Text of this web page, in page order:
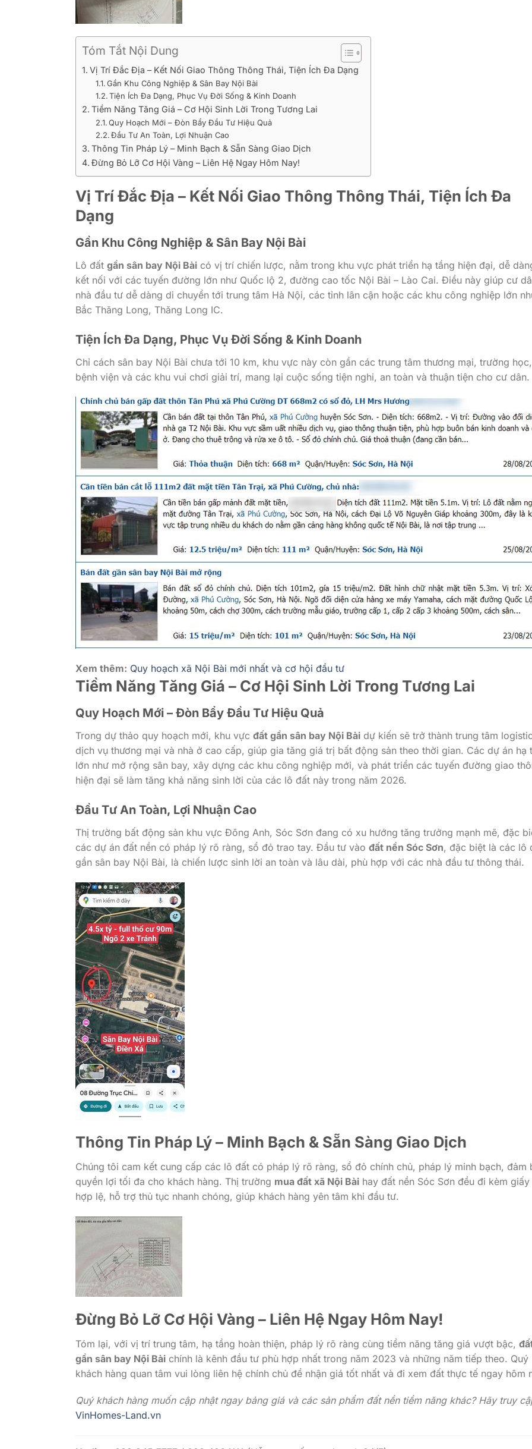
Tóm Tắt Nội Dung
Vị Trí Đắc Địa – Kết Nối Giao Thông Thông Thái, Tiện Ích Đa Dạng
Gần Khu Công Nghiệp & Sân Bay Nội Bài
Tiện Ích Đa Dạng, Phục Vụ Đời Sống & Kinh Doanh
Tiềm Năng Tăng Giá – Cơ Hội Sinh Lời Trong Tương Lai
Quy Hoạch Mới – Đòn Bẩy Đầu Tư Hiệu Quả
Đầu Tư An Toàn, Lợi Nhuận Cao
Thông Tin Pháp Lý – Minh Bạch & Sẵn Sàng Giao Dịch
Đừng Bỏ Lỡ Cơ Hội Vàng – Liên Hệ Ngay Hôm Nay!
Vị Trí Đắc Địa – Kết Nối Giao Thông Thông Thái, Tiện Ích Đa
Dạng
Gần Khu Công Nghiệp & Sân Bay Nội Bài
Lô đất gần sân bay Nội Bài có vị trí chiến lược, nằm trong khu vực phát triển hạ tầng hiện đại, dễ
kết nối với các tuyến đường lớn như Quốc lộ 2, đường cao tốc Nội Bài – Lào Cai. Điều này giúp cư
nhà đầu tư dễ dàng di chuyển tới trung tâm Hà Nội, các tỉnh lân cận hoặc các khu công nghiệp lớn
Bắc Thăng Long, Thăng Long IC.
Tiện Ích Đa Dạng, Phục Vụ Đời Sống & Kinh Doanh
Chỉ cách sân bay Nội Bài chưa tới 10 km, khu vực này còn gần các trung tâm thương mại, trường học,
bệnh viện và các khu vui chơi giải trí, mang lại cuộc sống tiện nghi, an toàn và thuận tiện cho cư dân.
Xem thêm: Quy hoạch xã Nội Bài mới nhất và cơ hội đầu tư
Tiềm Năng Tăng Giá – Cơ Hội Sinh Lời Trong Tương Lai
Quy Hoạch Mới – Đòn Bẩy Đầu Tư Hiệu Quả
Trong dự thảo quy hoạch mới, khu vực đất gần sân bay Nội Bài dự kiến sẽ trở thành trung tâm
dịch vụ thương mại và nhà ở cao cấp, giúp gia tăng giá trị bất động sản theo thời gian. Các dự án hạ
lớn như mở rộng sân bay, xây dựng các khu công nghiệp mới, và phát triển các tuyến đường giao
hiện đại sẽ làm tăng khả năng sinh lời của các lô đất này trong năm 2026.
Đầu Tư An Toàn, Lợi Nhuận Cao
Thị trường bất động sản khu vực Đông Anh, Sóc Sơn đang có xu hướng tăng trưởng mạnh mẽ, đặc
các dự án đất nền có pháp lý rõ ràng, sổ đỏ trao tay. Đầu tư vào đất nền Sóc Sơn, đặc biệt là các lô
gần sân bay Nội Bài, là chiến lược sinh lời an toàn và lâu dài, phù hợp với các nhà đầu tư thông thái.
Thông Tin Pháp Lý – Minh Bạch & Sẵn Sàng Giao Dịch
Chúng tôi cam kết cung cấp các lô đất có pháp lý rõ ràng, sổ đỏ chính chủ, pháp lý minh bạch, đảm
quyền lợi tối đa cho khách hàng. Thị trường mua đất xã Nội Bài hay đất nền Sóc Sơn đều đi kèm giấy
hợp lệ, hỗ trợ thủ tục nhanh chóng, giúp khách hàng yên tâm khi đầu tư.
Đừng Bỏ Lỡ Cơ Hội Vàng – Liên Hệ Ngay Hôm Nay!
Tóm lại, với vị trí trung tâm, hạ tầng hoàn thiện, pháp lý rõ ràng cùng tiềm năng tăng giá vượt bậc,
gần sân bay Nội Bài chính là kênh đầu tư phù hợp nhất trong năm 2023 và những năm tiếp theo. Quý
khách hàng quan tâm vui lòng liên hệ chính chủ để nhận giá tốt nhất và đi xem đất thực tế ngay hôm
Quý khách hàng muốn cập nhật ngay bảng giá và các sản phẩm đất nền tiềm năng khác? Hãy truy
VinHomes-Land.vn